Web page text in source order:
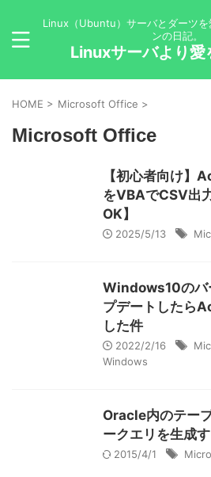
Linux（Ubuntu）サーバとダーツを
ンの日記。
Linuxサーバより愛
HOME > Microsoft Office >
Microsoft Office
【初心者向け】
をVBAでCSV出
OK】
2025/5/13
Windows10のバ
プデートしたら
した件
2022/2/16
Windows
Oracle内のテー
ークエリを生成
2015/4/1